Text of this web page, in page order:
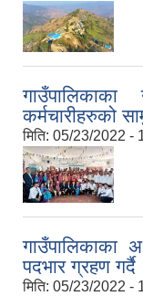
कर्मचारीहरुको
मिति: 05/23/2022 -
गाउँपालिकाका
पदभार ग्रहण गर्दै
मिति: 05/23/2022 -